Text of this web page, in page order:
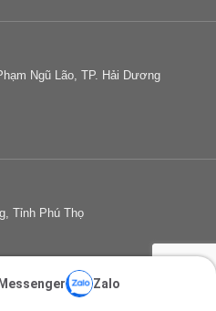
Ngũ Lão, TP. Hải Dương
Tỉnh Phú Thọ
Zalo